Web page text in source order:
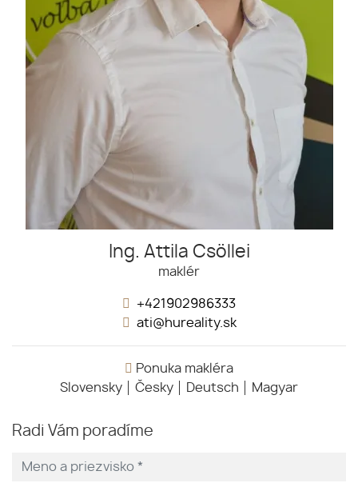
Ing. Attila Csöllei
maklér
+421902986333
ati@hureality.sk
Ponuka makléra
Slovensky
Česky Deutsch Magyar
Radi Vám poradíme